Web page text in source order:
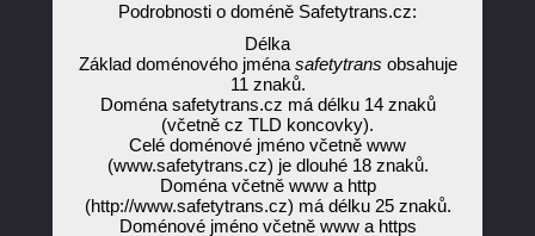
Podrobnosti o doméně Safetytrans.cz:
Délka
Základ doménového jména safetytrans obsahuje
11 znaků.
Doména safetytrans.cz má délku 14 znaků
(včetně cz TLD koncovky).
Celé doménové jméno včetně www
(www.safetytrans.cz) je dlouhé 18 znaků.
Doména včetně www a http
(http://www.safetytrans.cz) má délku 25 znaků.
Doménové jméno včetně www a https